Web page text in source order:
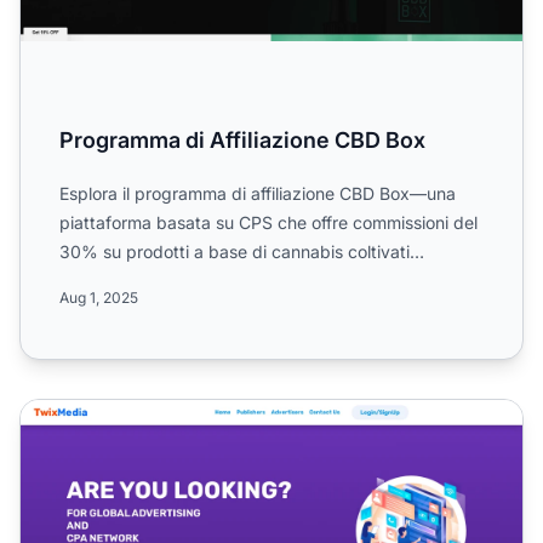
Programma di Affiliazione CBD Box
Esplora il programma di affiliazione CBD Box—una
piattaforma basata su CPS che offre commissioni del
30% su prodotti a base di cannabis coltivati
Aug 1, 2025
Programma di Affiliazione TwixMedia